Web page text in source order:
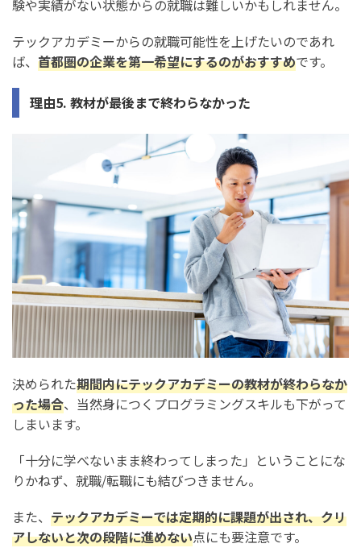
験や実績がない状態からの就職は難しいかもしれません。
テックアカデミーからの就職可能性を上げたいのであれ
ば、 首都圏の企業を第一希望にするのがおすすめです。
理由5. 教材が最後まで終わらなかった
決められた期間内にテックアカデミーの教材が終わらなか
った場合、当然身につくプログラミングスキルも下がって
しまいます。
「十分に学べないまま終わってしまった」ということにな
りかねず、就職/転職にも結びつきません。
また、 テックアカデミーでは定期的に課題が出され、クリ
アしないと次の段階に進めない点にも要注意です。